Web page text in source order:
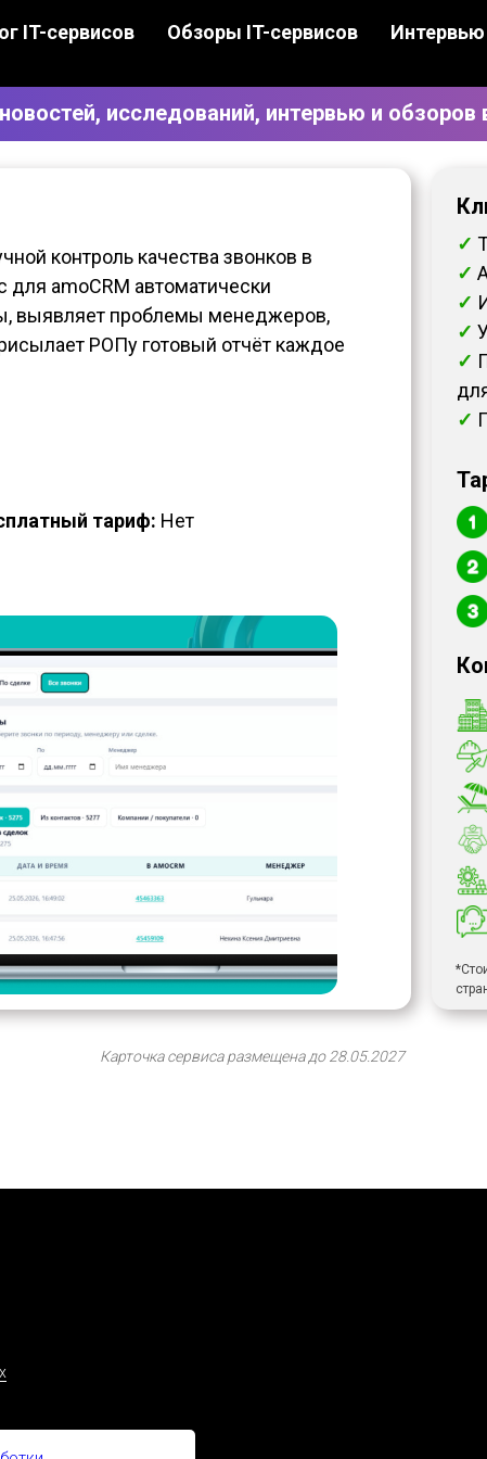
IT-сервисов Обзоры IT-сервисов Интервью
исследований, интервью и обзоров
тариф: Нет
контроль качества звонков в
для amoCRM автоматически
выявляет проблемы менеджеров,
РОПу готовый отчёт каждое
✓
✓
✓
✓
✓
✓
Карточка сервиса размещена до 28.05.2027